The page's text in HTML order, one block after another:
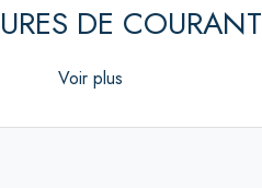
DE COURANT
Voir plus